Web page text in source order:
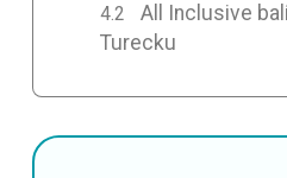
All Inclusive
Turecku